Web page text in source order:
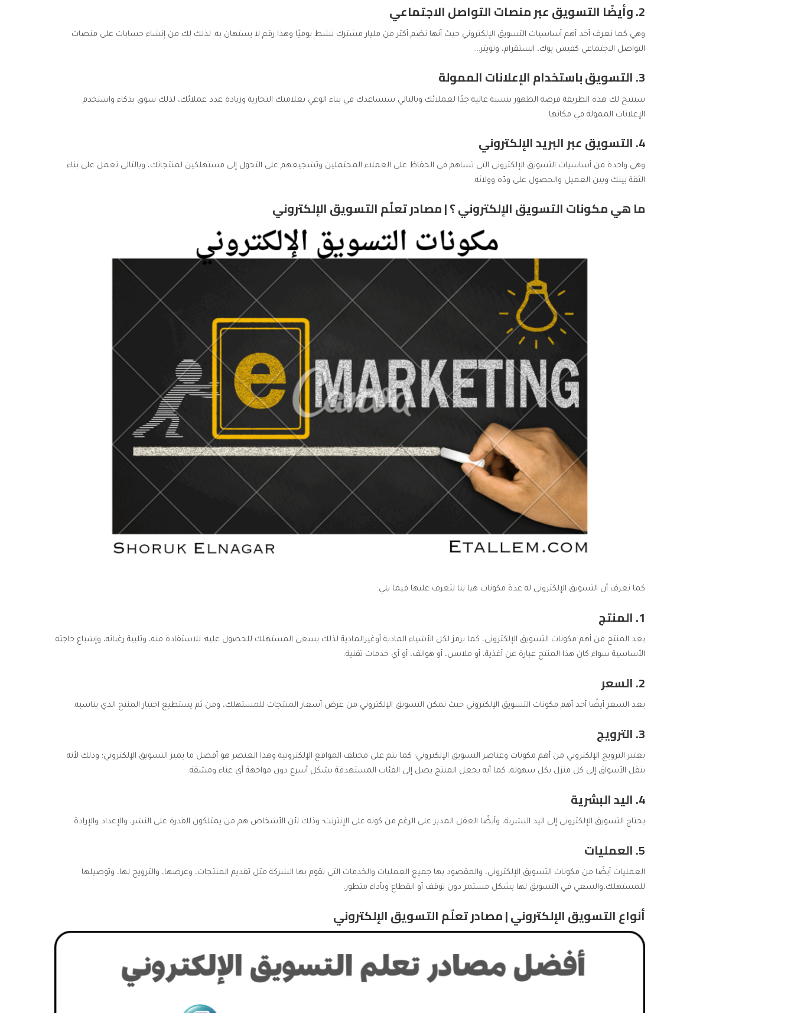
2. وأيضًا التسويق عبر منصات التواصل الاجتماعي
وهي كما نعرف أحد أهم أساسيات التسويق الإلكتروني حيث أنها تضم أكثر من مليار مشترك نشط يوميًا وهذا رقم لا يستهان به. لذلك لك من إنشاء حسابات على منصات
التواصل الاجتماعي كفيس بوك، انستقرام، وتويتر….
3. التسويق باستخدام الإعلانات الممولة
ستتيح لك هذه الطريقة فرصة الظهور بنسبة عالية جدًا لعملائك وبالتالي ستساعدك في بناء الوعي بعلامتك التجارية وزيادة عدد عملائك، لذلك سوق بذكاء واستخدم
الإعلانات الممولة في مكانها.
4. التسويق عبر البريد الإلكتروني
وهي واحدة من أساسيات التسويق الإلكتروني التي تساهم في الحفاظ على العملاء المحتملين وتشجيعهم على التحول إلى مستهلكين لمنتجاتك، وبالتالي تعمل على بناء
الثقة بينك وبين العميل والحصول على ودّه وولائه.
ما هي مكونات التسويق الإلكتروني ؟ | مصادر تعلّم التسويق الإلكتروني
كما نعرف أن التسويق الإلكتروني له عدة مكونات هيا بنا لتعرف عليها فيما يلي:
1. المنتج
يعد المنتج من أهم مكونات التسويق الإلكتروني، كما يرمز لكل الأشياء المادية أوغيرالمادية لذلك يسعى المستهلك للحصول عليه؛ للاستفادة منه، وتلبية رغباته، وإشباع حاجته
الأساسية سواء كان هذا المنتج عبارة عن أغذية، أو ملابس، أو هواتف، أو أي خدمات تقنية.
2. السعر
يعد السعر أيضًا أحد أهم مكونات التسويق الإلكتروني حيث تمكن التسويق الإلكتروني من عرض أسعار المنتجات للمستهلك، ومن ثم يستطيع اختيار المنتج الذي يناسبه.
3. الترويج
يعتبر الترويج الإلكتروني من أهم مكونات وعناصر التسويق الإلكتروني؛ كما يتم على مختلف المواقع الإلكترونية وهذا العنصر هو أفضل ما يميز التسويق الإلكتروني؛ وذلك لأنه
ينقل الأسواق إلى كل منزل بكل سهولة، كما أنه يجعل المنتج يصل إلي الفئات المستهدفة بشكل أسرع دون مواجهة أي عناء ومشقة.
4. اليد البشرية
يحتاج التسويق الإلكتروني إلى اليد البشرية، وأيضًا العقل المدبر على الرغم من كونه على الإنترنت؛ وذلك لأن الأشخاص هم من يمتلكون القدرة على النشر، والإعداد والإرادة.
5. العمليات
العمليات أيضًا من مكونات التسويق الإلكتروني، والمقصود بها جميع العمليات والخدمات التي تقوم بها الشركة مثل تقديم المنتجات، وعرضها، والترويج لها، وتوصيلها
للمستهلك،والسعي في التسويق لها بشكل مستمر دون توقف أو انقطاع وبأداء متطور.
أنواع التسويق الإلكتروني | مصادر تعلّم التسويق الإلكتروني